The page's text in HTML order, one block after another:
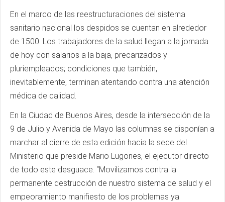
En el marco de las reestructuraciones del sistema
sanitario nacional los despidos se cuentan en alrededor
de 1500. Los trabajadores de la salud llegan a la jornada
de hoy con salarios a la baja, precarizados y
pluriempleados; condiciones que también,
inevitablemente, terminan atentando contra una atención
médica de calidad.
En la Ciudad de Buenos Aires, desde la intersección de la
9 de Julio y Avenida de Mayo las columnas se disponían a
marchar al cierre de esta edición hacia la sede del
Ministerio que preside Mario Lugones, el ejecutor directo
de todo este desguace. “Movilizamos contra la
permanente destrucción de nuestro sistema de salud y el
empeoramiento manifiesto de los problemas ya